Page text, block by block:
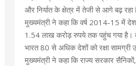
और निर्यात के क्षेत्र में तेजी से आगे बढ़ रहा
मुख्यमंत्री ने कहा कि वर्ष 2014-15 में
1.54 लाख करोड़ रुपये तक पहुंच गया है।
भारत 80 से अधिक देशों को रक्षा सामग्री
मुख्यमंत्री ने कहा कि राज्य सरकार